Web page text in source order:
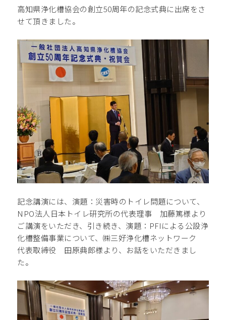
高知県浄化槽協会の創立50周年の記念式典に出席をさ
せて頂きました。
記念講演には、演題：災害時のトイレ問題について、
NPO法人日本トイレ研究所の代表理事 加藤篤様より
ご講演をいただき、引き続き、演題：PFIによる公設浄
化槽整備事業について、㈱三好浄化槽ネットワーク
代表取締役 田原典郎様より、お話をいただきまし
た。